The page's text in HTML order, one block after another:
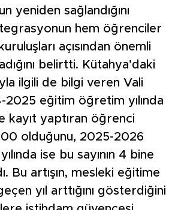
yeniden sağlandığını
hem öğrenciler
açısından önemli
belirtti. Kütahya’daki
ilgili de bilgi veren Vali
2025 eğitim öğretim yılında
kayıt yaptıran öğrenci
500 olduğunu, 2025-2026
ise bu sayının 4 bine
Bu artışın, mesleki eğitime
yıl arttığını gösterdiğini
istihdam güvencesi